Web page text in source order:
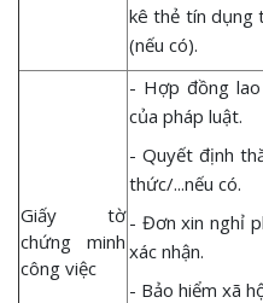
kê thẻ tín dụng
(nếu có).
Giấy tờ
chứng minh
công việc
- Hợp đồng
của pháp luật.
- Quyết định
thức/...nếu có.
- Đơn xin nghỉ
xác nhận.
- Bảo hiểm xã